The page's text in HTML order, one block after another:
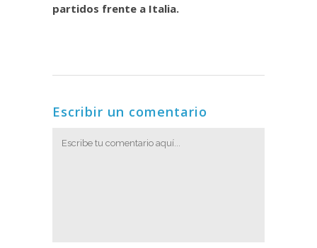
partidos frente a Italia.
Escribir un comentario